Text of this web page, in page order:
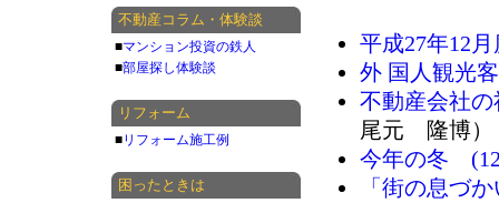
平成27年12
外 国人観光
不動産会社の
尾元 隆博）
今年の冬
「街の息づ
不動産コラム・体験談
■マンション投資の鉄人
■部屋探し体験談
リフォーム
■リフォーム施工例
困ったときは